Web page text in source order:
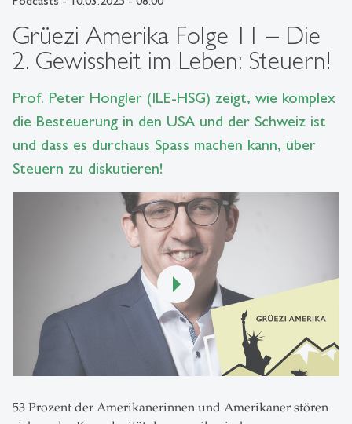
Grüezi Amerika Folge 11 – Die
2. Gewissheit im Leben: Steuern!
Prof. Peter Hongler (ILE-HSG) zeigt, wie komplex
die Besteuerung in den USA und der Schweiz ist
und dass es durchaus Spass machen kann, über
Steuern zu diskutieren!
53 Prozent der Amerikanerinnen und Amerikaner stören